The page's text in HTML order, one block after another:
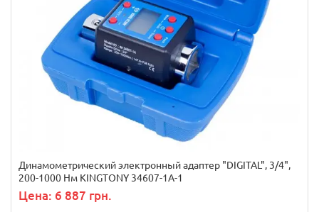
Динамометрический электронный адаптер "DIGITAL", 3/4",
200-1000 Нм KINGTONY 34607-1A-1
Цена: 6 887 грн.